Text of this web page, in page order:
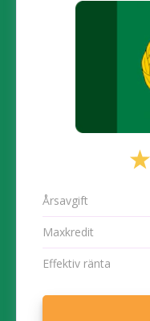
Årsavgift
Maxkredit
Effektiv ränta